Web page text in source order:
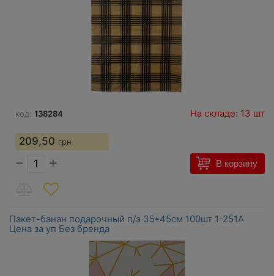
код: 138284 На складе: 13 шт
209,50 грн
− + В корзину
Пакет-банан подарочный п/э 35*45см 100шт 1-251А
Цена за уп Без бренда